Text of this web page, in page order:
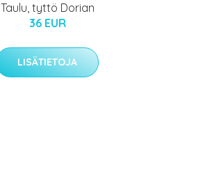
Taulu, tyttö Dorian
36 EUR
LISÄTIETOJA